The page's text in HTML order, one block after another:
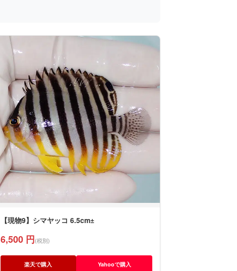
【現物9】シマヤッコ 6.5cm±
6,500 円(税別)
楽天で購入 Yahooで購入